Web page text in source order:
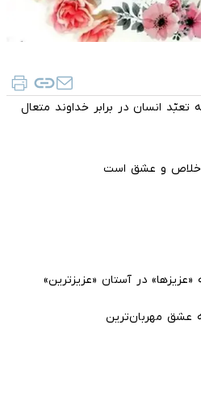
تعبّد انسان در برابر خداوند متعال
اخلاص و عشق است
در آستان «عزیزترین»
عشق مهربان‌ترین